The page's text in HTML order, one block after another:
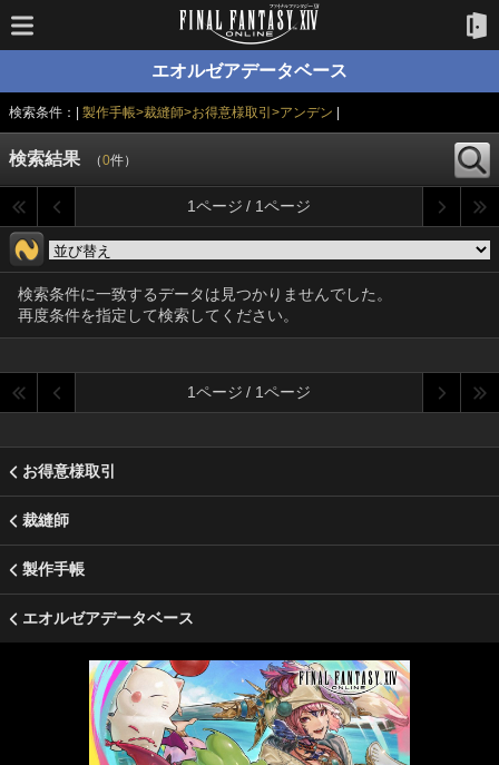
エオルゼアデータベース
検索条件：| 製作手帳>裁縫師>お得意様取引>アンデン
検索結果 （0件）
1ページ / 1ページ
検索条件に一致するデータは見つかりませんでした。
再度条件を指定して検索してください。
1ページ / 1ページ
お得意様取引
裁縫師
製作手帳
エオルゼアデータベース